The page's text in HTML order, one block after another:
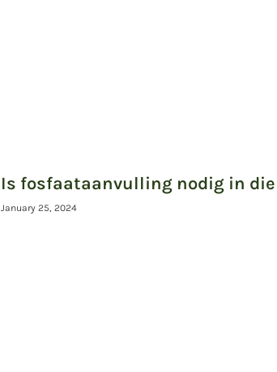
Is fosfaataanvulling nodig in die
January 25, 2024